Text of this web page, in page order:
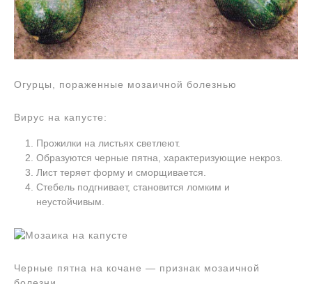
Огурцы, пораженные мозаичной болезнью
Вирус на капусте:
Прожилки на листьях светлеют.
Образуются черные пятна, характеризующие некроз.
Лист теряет форму и сморщивается.
Стебель подгнивает, становится ломким и
неустойчивым.
Черные пятна на кочане — признак мозаичной